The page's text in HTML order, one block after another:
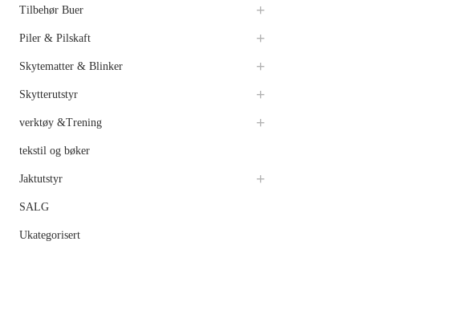
Tilbehør Buer
Piler & Pilskaft
Skytematter & Blinker
Skytterutstyr
verktøy &Trening
tekstil og bøker
Jaktutstyr
SALG
Ukategorisert